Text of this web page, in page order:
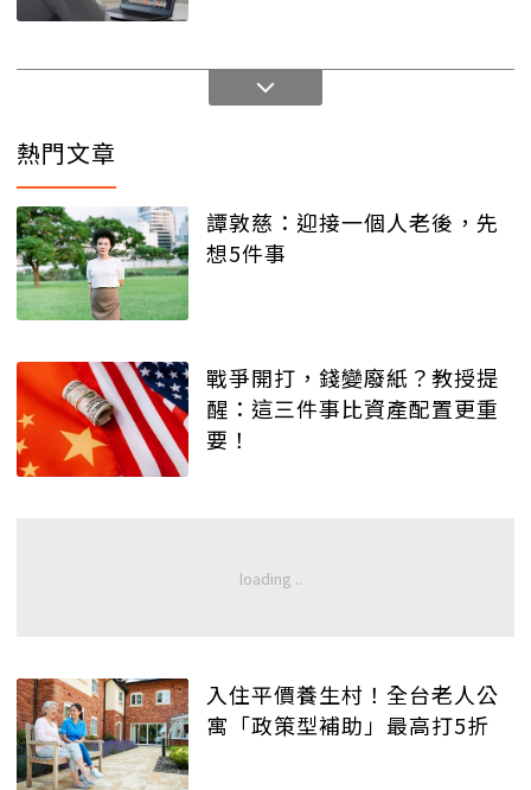
熱門文章
譚敦慈：迎接一個人老後，先
想5件事
戰爭開打，錢變廢紙？教授提
醒：這三件事比資產配置更重
要！
入住平價養生村！全台老人公
寓「政策型補助」最高打5折